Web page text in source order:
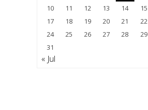
10
11 12 13 14 15
17
18 19 20 21 22
24
25 26 27 28 29
31
« Jul